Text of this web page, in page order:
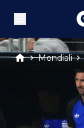
Mondiali